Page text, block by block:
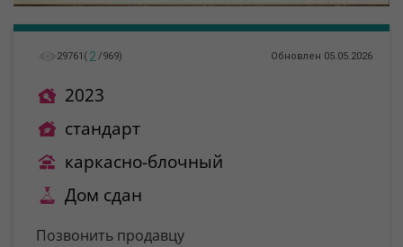
29761 ( 2 /969) Обновлен 05.05.2026
2023
стандарт
каркасно-блочный
Дом сдан
Позвонить продавцу